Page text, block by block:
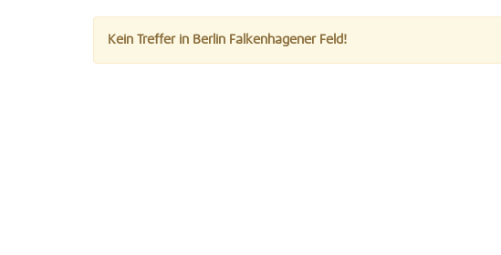
Kein Treffer in Berlin Falkenhagener Feld!